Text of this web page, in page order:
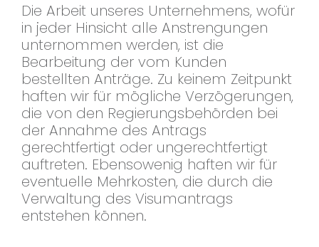
Die Arbeit unseres Unternehmens, wofür
in jeder Hinsicht alle Anstrengungen
unternommen werden, ist die
Bearbeitung der vom Kunden
bestellten Anträge. Zu keinem Zeitpunkt
haften wir für mögliche Verzögerungen,
die von den Regierungsbehörden bei
der Annahme des Antrags
gerechtfertigt oder ungerechtfertigt
auftreten. Ebensowenig haften wir für
eventuelle Mehrkosten, die durch die
Verwaltung des Visumantrags
entstehen können.